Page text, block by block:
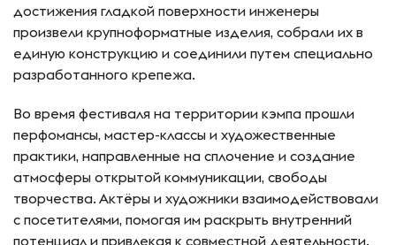
достижения гладкой поверхности инженеры
произвели крупноформатные изделия, собрали их в
единую конструкцию и соединили путем специально
разработанного крепежа.
Во время фестиваля на территории кэмпа прошли
перфомансы, мастер-классы и художественные
практики, направленные на сплочение и создание
атмосферы открытой коммуникации, свободы
творчества. Актёры и художники взаимодействовали
с посетителями, помогая им раскрыть внутренний
потенциал и привлекая к совместной деятельности.